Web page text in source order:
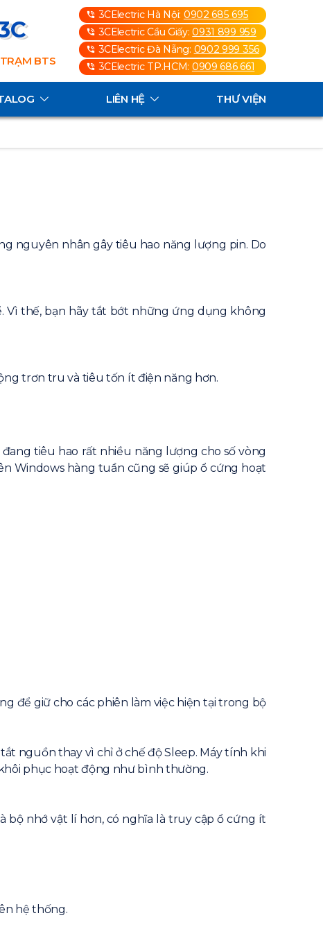
BTS
3CElectric Hà Nội: 0902 685 695
3CElectric Cầu Giấy:0931 899 959
3CElectric Đà Nẵng: 0902 999 356
3CElectric TP.HCM: 0909 686 661
LIÊN HỆ THƯ VIỆN
nguyên nhân gây tiêu hao năng lượng pin. Do
Vì thế, bạn hãy tắt bớt những ứng dụng không
trơn tru và tiêu tốn ít điện năng hơn.
tiêu hao rất nhiều năng lượng cho số vòng
Windows hàng tuần cũng sẽ giúp ổ cứng hoạt
để giữ cho các phiên làm việc hiện tại trong bộ
nguồn thay vì chỉ ở chế độ Sleep. Máy tính khi
phục hoạt động như bình thường.
bộ nhớ vật lí hơn, có nghĩa là truy cập ổ cứng ít
hệ thống.